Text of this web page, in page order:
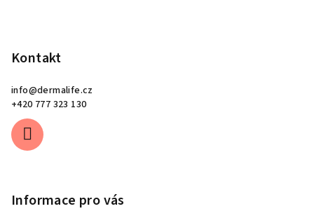
Kontakt
info@dermalife.cz
+420 777 323 130
Informace pro vás